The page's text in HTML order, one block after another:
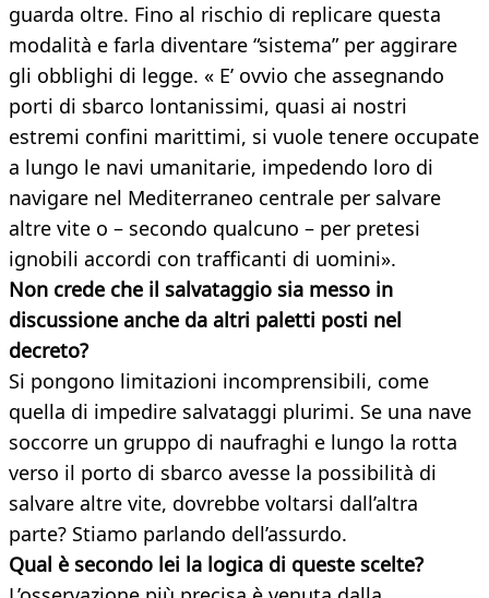
guarda oltre. Fino al rischio di replicare questa
modalità e farla diventare “sistema” per aggirare
gli obblighi di legge. « E’ ovvio che assegnando
porti di sbarco lontanissimi, quasi ai nostri
estremi confini marittimi, si vuole tenere occupate
a lungo le navi umanitarie, impedendo loro di
navigare nel Mediterraneo centrale per salvare
altre vite o – secondo qualcuno – per pretesi
ignobili accordi con trafficanti di uomini».
Non crede che il salvataggio sia messo in
discussione anche da altri paletti posti nel
decreto?
Si pongono limitazioni incomprensibili, come
quella di impedire salvataggi plurimi. Se una nave
soccorre un gruppo di naufraghi e lungo la rotta
verso il porto di sbarco avesse la possibilità di
salvare altre vite, dovrebbe voltarsi dall’altra
parte? Stiamo parlando dell’assurdo.
Qual è secondo lei la logica di queste scelte?